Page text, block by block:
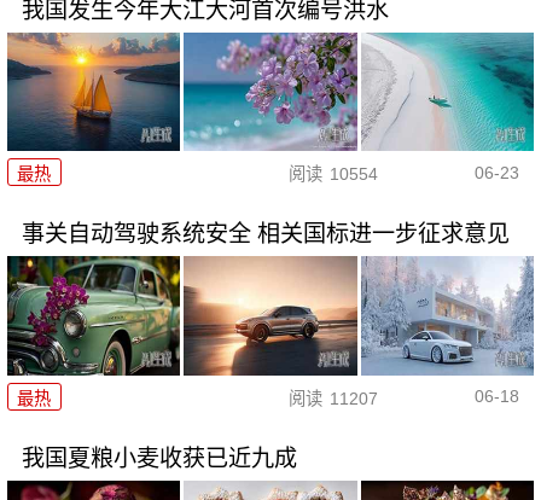
我国发生今年大江大河首次编号洪水
最热 阅读 10554 06-23
事关自动驾驶系统安全 相关国标进一步征求意见
最热 阅读 11207 06-18
我国夏粮小麦收获已近九成